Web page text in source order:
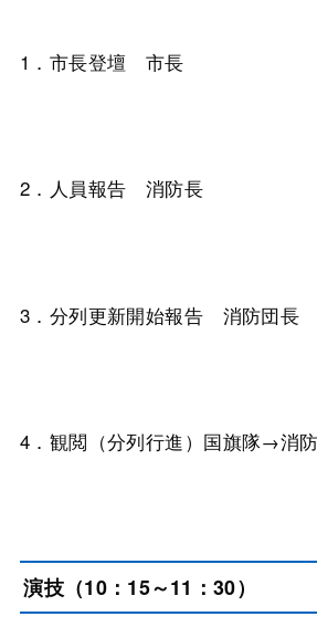
1．市長登壇 市長
2．人員報告 消防長
3．分列更新開始報告 消防団長
4．観閲（分列行進）国旗隊→消
演技（10：15～11：30）